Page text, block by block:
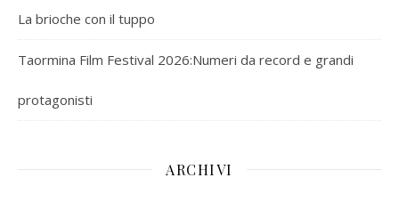
La brioche con il tuppo
Taormina Film Festival 2026:Numeri da record e grandi
protagonisti
ARCHIVI